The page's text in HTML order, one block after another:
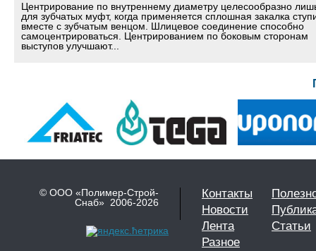
Центрирование по внутреннему диаметру целесообразно
для зубчатых муфт, когда применяется сплошная закалка
вместе с зубчатым венцом. Шлицевое соединение способно
самоцентрироваться. Центрированием по боковым сторонам
выступов улучшают...
© ООО «Полимер-Строй-
Снаб» 2006-2026
Контакты
Новости
Лента
Статьи
Разное